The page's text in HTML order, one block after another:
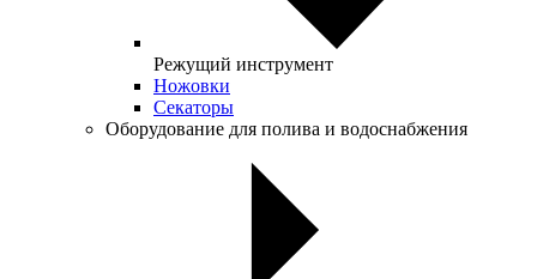
Режущий инструмент
Ножовки
Секаторы
Оборудование для полива и водоснабжения